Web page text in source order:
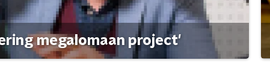
megalomaan project'